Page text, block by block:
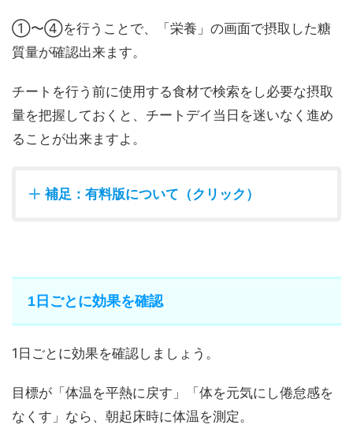
①〜④を行うことで、「栄養」の画面で摂取した糖
質量が確認出来ます。
チートを行う前に使用する食材で検索をし必要な摂取
量を把握しておくと、チートデイ当日を迷いなく進め
ることが出来ますよ。
補足：有料版について（クリック）
1日ごとに効果を確認
1日ごとに効果を確認しましょう。
目標が「体温を平熱に戻す」「体を元気にし倦怠感を
なくす」なら、朝起床時に体温を測定。